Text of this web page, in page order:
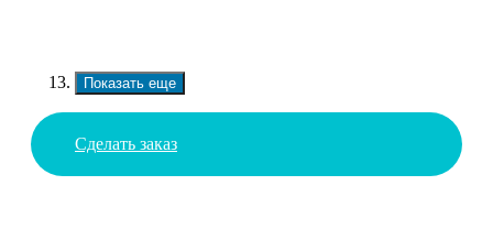
Показать еще
Сделать заказ